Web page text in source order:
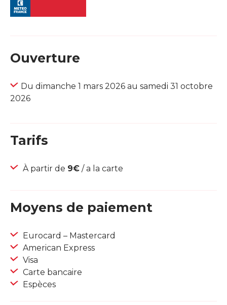
Ouverture
Du dimanche 1 mars 2026 au samedi 31 octobre
2026
Tarifs
À partir de 9€ / a la carte
Moyens de paiement
Eurocard – Mastercard
American Express
Visa
Carte bancaire
Espèces